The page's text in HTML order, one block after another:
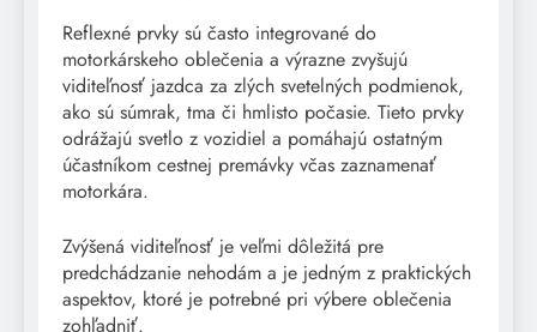
Reflexné prvky sú často integrované do
motorkárskeho oblečenia a výrazne zvyšujú
viditeľnosť jazdca za zlých svetelných podmienok,
ako sú súmrak, tma či hmlisto počasie. Tieto prvky
odrážajú svetlo z vozidiel a pomáhajú ostatným
účastníkom cestnej premávky včas zaznamenať
motorkára.
Zvýšená viditeľnosť je veľmi dôležitá pre
predchádzanie nehodám a je jedným z praktických
aspektov, ktoré je potrebné pri výbere oblečenia
zohľadniť.